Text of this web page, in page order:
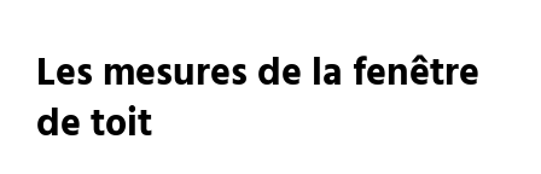
Les mesures de la fenêtre
de toit